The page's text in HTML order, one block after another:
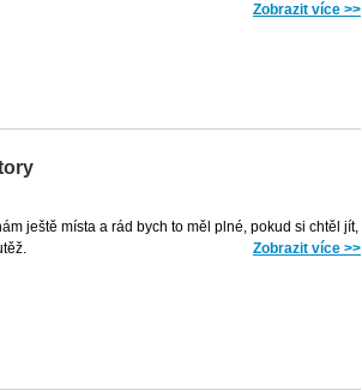
Zobrazit více >>
ještě místa a rád bych to měl plné, pokud si chtěl jít,
Zobrazit více >>